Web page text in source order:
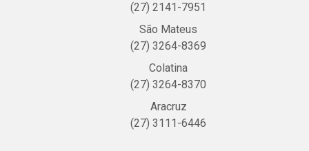
(27) 2141-7951
São Mateus
(27) 3264-8369
Colatina
(27) 3264-8370
Aracruz
(27) 3111-6446